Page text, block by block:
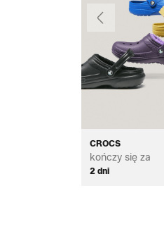
CROCS
kończy się za
2 dni
Poprzedni